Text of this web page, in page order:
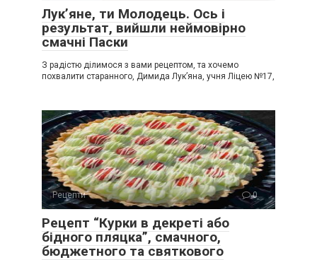
Лук’яне, ти Молодець. Ось і
результат, вийшли неймовірно
смачні Паски
З радістю ділимося з вами рецептом, та хочемо
похвалити старанного, Димида Лук’яна, учня Ліцею №17,
Рецепти 0
Рецепт “Курки в декреті або
бідного пляцка”, смачного,
бюджетного та святкового